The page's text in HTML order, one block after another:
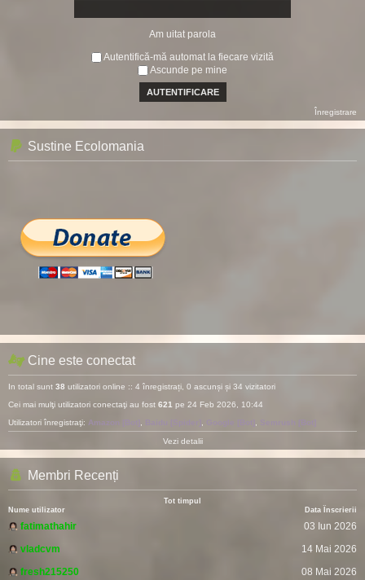
Am uitat parola
Autentifică-mă automat la fiecare vizită
Ascunde pe mine
Înregistrare
Sustine Ecolomania
Cine este conectat
In total sunt 38 utilizatori online :: 4 înregistrați, 0 ascunși și 34 vizitatori
Cei mai mulţi utilizatori conectaţi au fost 621 pe 24 Feb 2026, 10:44
Utilizatori înregistraţi: Amazon [Bot] Semrush [Bot]
Vezi detalii
Membri Recenți
Tot timpul
Nume utilizator
Data Înscrierii
fatimathahir
03 Iun 2026
vladcvm
14 Mai 2026
fresh215250
08 Mai 2026